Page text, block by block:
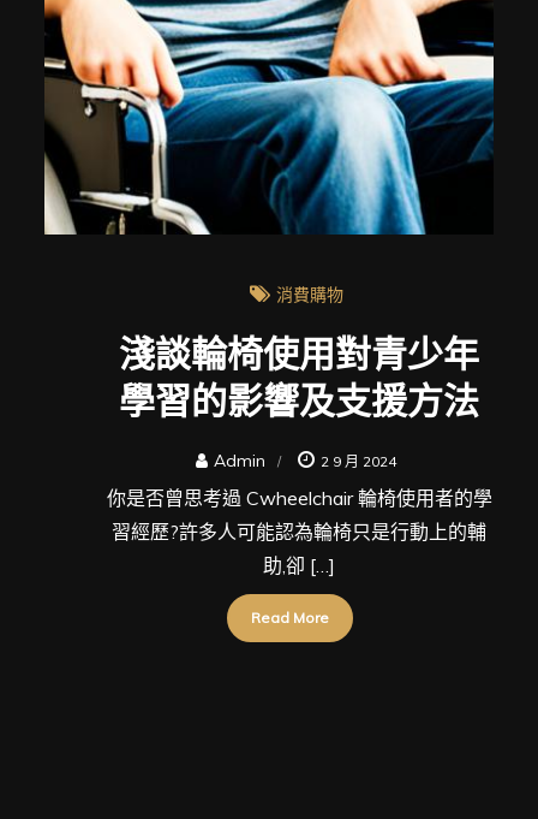
消費購物
淺談輪椅使用對青少年
學習的影響及支援方法
Admin 2 9 月 2024
你是否曾思考過 Cwheelchair 輪椅使用者的學
習經歷?許多人可能認為輪椅只是行動上的輔
助,卻 […]
Read More